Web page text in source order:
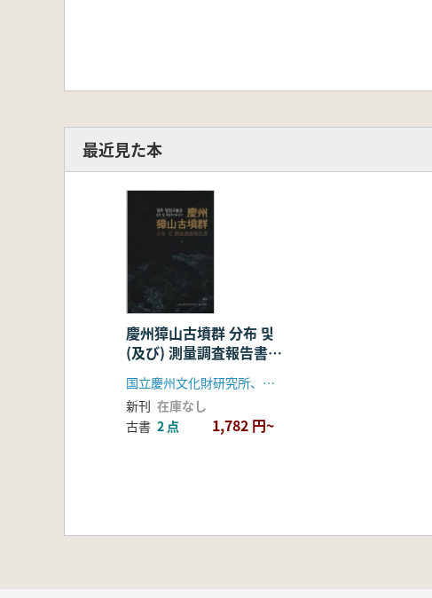
最近見た本
慶州獐山古墳群 分布 및
(及び) 測量調査報告書
上、下 全2巻
国立慶州文化財研究所、慶州市
新刊 在庫なし
古書 2 点 1,782 円~